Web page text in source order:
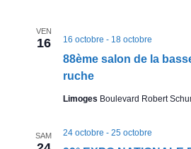
VEN
16
88ème salon de la
ruche
16 octobre - 18 octobre
Limoges Boulevard Robert
SAM 24 octobre - 25 octobre